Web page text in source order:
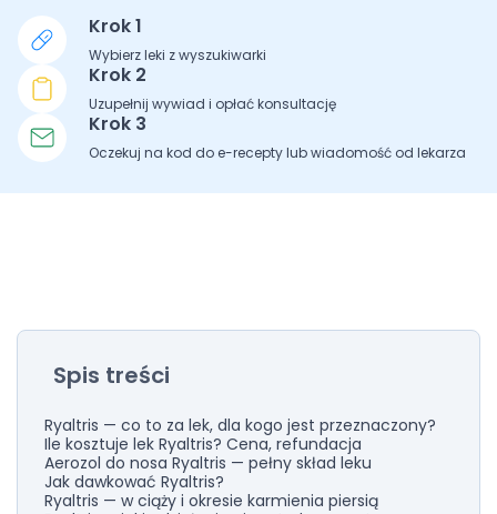
Krok 1
Wybierz leki z wyszukiwarki
Krok 2
Uzupełnij wywiad i opłać konsultację
Krok 3
Oczekuj na kod do e-recepty lub wiadomość od lekarza
Spis treści
Ryaltris — co to za lek, dla kogo jest przeznaczony?
Ile kosztuje lek Ryaltris? Cena, refundacja
Aerozol do nosa Ryaltris — pełny skład leku
Jak dawkować Ryaltris?
Ryaltris — w ciąży i okresie karmienia piersią